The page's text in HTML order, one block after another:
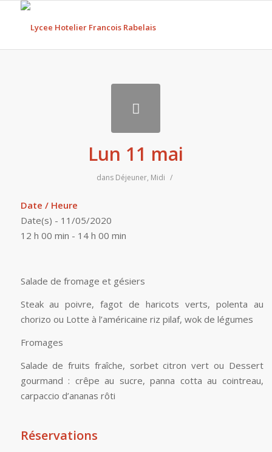
Lun 11 mai
dans Déjeuner, Midi /
Date / Heure
Date(s) - 11/05/2020
12 h 00 min - 14 h 00 min
Salade de fromage et gésiers
Steak au poivre, fagot de haricots verts, polenta au
chorizo ou Lotte à l’américaine riz pilaf, wok de légumes
Fromages
Salade de fruits fraîche, sorbet citron vert ou Dessert
gourmand : crêpe au sucre, panna cotta au cointreau,
carpaccio d’ananas rôti
Réservations